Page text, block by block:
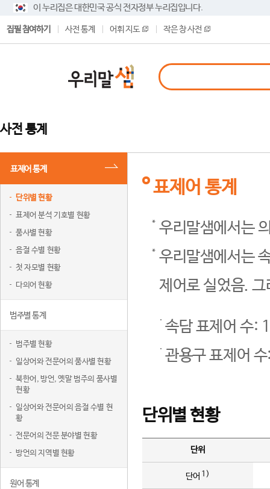
이 누리집은 대한민국 공식 전자정부 누리집입니다.
집필 참여하기 사전 통계 어휘 지도 작은 창 사전
사전 통계
표제어 통계
단위별 현황
표제어 분석 기호별 현황
품사별 현황
음절 수별 현황
첫 자모별 현황
다의어 현황
범주별 통계
범주별 현황
일상어와 전문어의 품사별 현황
북한어, 방언, 옛말 범주의 품사별
현황
일상어와 전문어의 음절 수별 현
황
전문어의 전문 분야별 현황
방언의 지역별 현황
원어 통계
표제어 통계
우리말샘에서는
우리말샘에서는
제어로 실었음.
속담 표제어 수:
관용구 표제어
단위별 현황
단위
단어 1)